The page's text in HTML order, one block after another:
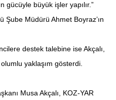
gücüyle büyük işler yapılır.”
Müdürü Ahmet Boyraz’ın
destek talebine ise Akçalı,
yaklaşım gösterdi.
Musa Akçalı, KOZ-YAR